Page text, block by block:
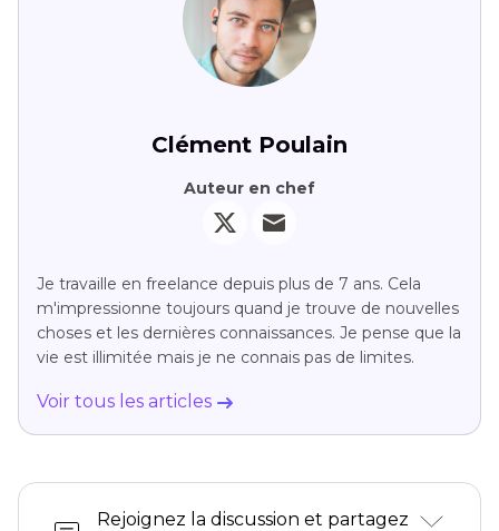
Clément Poulain
Auteur en chef
Je travaille en freelance depuis plus de 7 ans. Cela
m'impressionne toujours quand je trouve de nouvelles
choses et les dernières connaissances. Je pense que la
vie est illimitée mais je ne connais pas de limites.
Voir tous les articles
Rejoignez la discussion et partagez